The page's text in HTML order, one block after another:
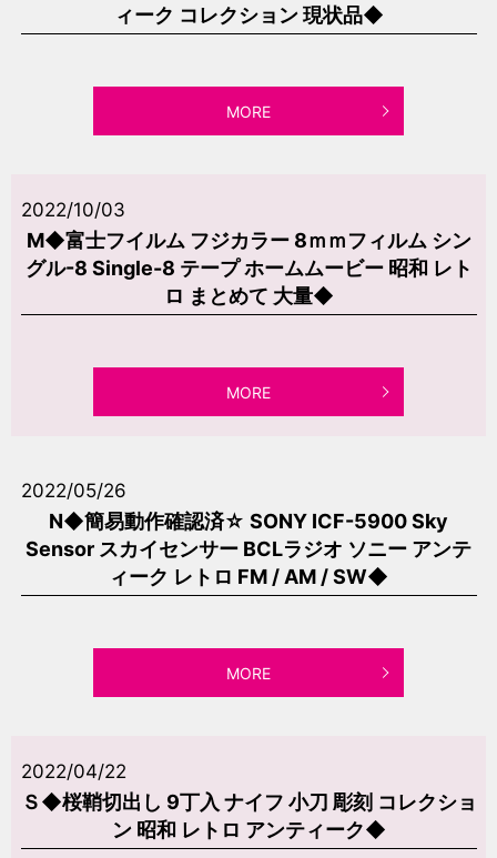
ィーク コレクション 現状品◆
MORE
2022/10/03
M◆富士フイルム フジカラー 8ｍｍフィルム シン
グル-8 Single-8 テープ ホームムービー 昭和 レト
ロ まとめて 大量◆
MORE
2022/05/26
N◆簡易動作確認済☆ SONY ICF-5900 Sky
Sensor スカイセンサー BCLラジオ ソニー アンテ
ィーク レトロ FM / AM / SW◆
MORE
2022/04/22
Ｓ◆桜鞘切出し 9丁入 ナイフ 小刀 彫刻 コレクショ
ン 昭和 レトロ アンティーク◆